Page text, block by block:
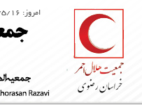
امروز: ۱۴۰۵/۵/۱۶